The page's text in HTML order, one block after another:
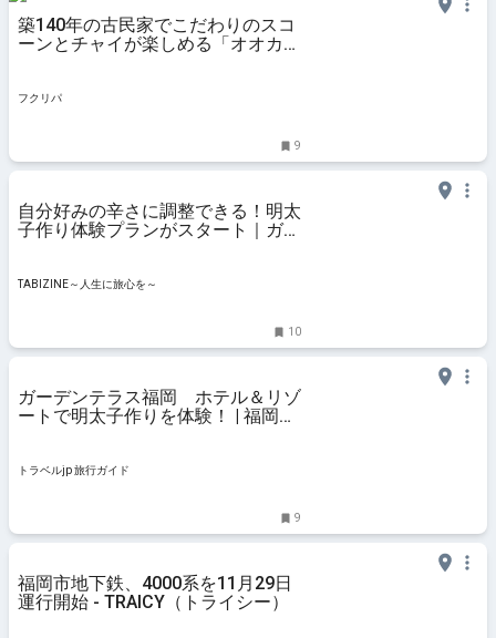
築140年の古民家でこだわりのスコ
ーンとチャイが楽しめる「オオカミ
フクリパ
9
自分好みの辛さに調整できる！明太
子作り体験プランがスタート｜ガー
TABIZINE～人生に旅心を～
10
ガーデンテラス福岡 ホテル＆リゾ
ートで明太子作りを体験！ | 福岡県
トラベルjp 旅行ガイド
9
福岡市地下鉄、4000系を11月29日
運行開始 - TRAICY（トライシー）